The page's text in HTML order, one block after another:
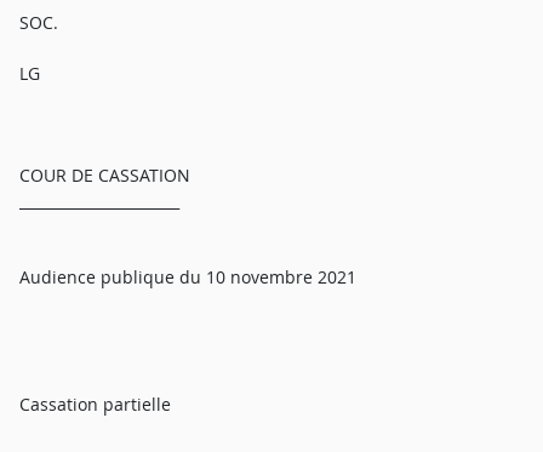
SOC.
LG
COUR DE CASSATION
Audience publique du 10 novembre 2021
Cassation partielle